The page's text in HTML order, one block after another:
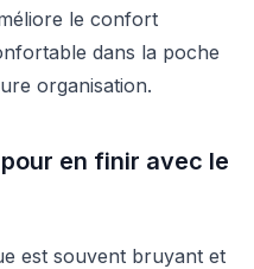
le confort
dans la poche
organisation.
en finir avec le
est souvent bruyant et